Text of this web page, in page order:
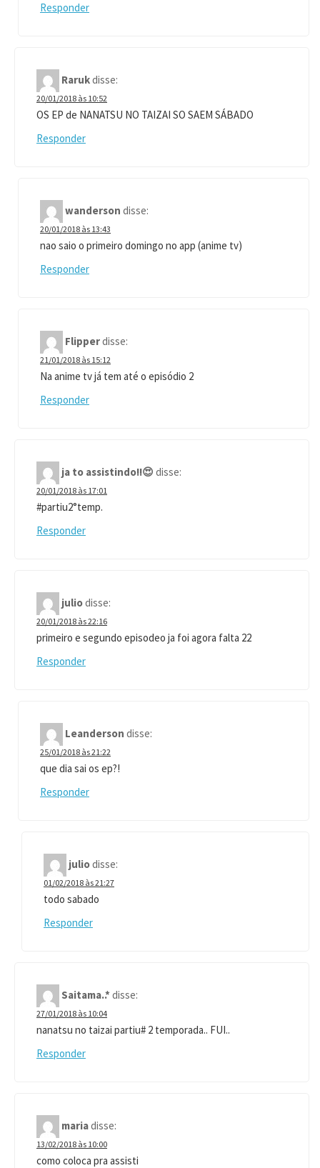
Responder
Rarukdisse:
20/01/2018 às 10:52
OS EP de NANATSU NO TAIZAI SO SAEM SÁBADO
Responder
wanderson disse:
20/01/2018 às 13:43
nao saio o primeiro domingo no app (anime tv)
Responder
Flipperdisse:
21/01/2018 às 15:12
Na anime tv já tem até o episódio 2
Responder
ja to assistindo!!😍 disse:
20/01/2018 às 17:01
#partiu2°temp.
Responder
juliodisse:
20/01/2018 às 22:16
primeiro e segundo episodeo ja foi agora falta 22
Responder
Leanderson disse:
25/01/2018 às 21:22
que dia sai os ep?!
Responder
juliodisse:
01/02/2018 às 21:27
todo sabado
Responder
Saitama..* disse:
27/01/2018 às 10:04
nanatsu no taizai partiu# 2 temporada.. FUI..
Responder
mariadisse:
13/02/2018 às 10:00
como coloca pra assisti